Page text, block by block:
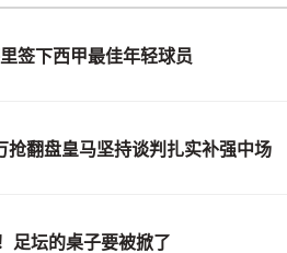
签下西甲最佳年轻球员
抢翻盘皇马坚持谈判扎实补强中场
足坛的桌子要被掀了